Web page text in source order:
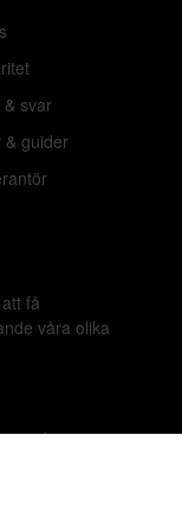
svar
& guider
få
våra olika